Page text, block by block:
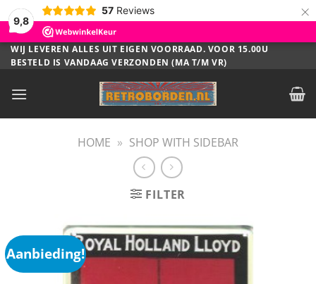
9,8
57 Reviews ×
Ga
naar
WIJ LEVEREN ALLES UIT EIGEN VOORRAAD. VOOR 15.00U
BESTELD IS VANDAAG VERZONDEN (MA T/M VR)
HOME » SHOP WITH SIDEBAR
FILTER
Aanbieding!